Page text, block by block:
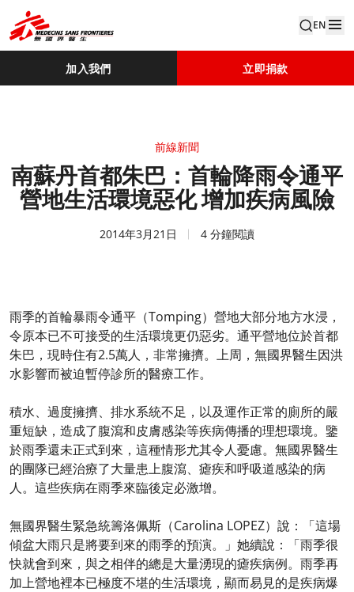
EN
加入我們 立即捐款
前線新聞
南蘇丹首都朱巴：首輪降雨令通平
營地生活環境惡化 增加疾病風險
2014年3月21日 4 分鐘閱讀
雨季的首輪暴雨令通平（Tomping）營地大部分地方水浸，
令原本已不可接受的生活環境更仍惡劣。通平營地位於首都
朱巴，現時住有2.5萬人，非常擁擠。上周，無國界醫生因洪
水影響而被迫暫停診所的醫療工作。
積水、過度擁擠、排水系統不足，以及運作正常的廁所的嚴
重短缺，造成了腹瀉和皮膚感染等疾病傳播的理想環境。鑒
於雨季還未正式到來，這種情形尤其令人憂慮。無國界醫生
的團隊已經治療了大量患上腹瀉、瘧疾和呼吸道感染的病
人。這些疾病在雨季來臨後定必激增。
無國界醫生緊急統籌洛佩斯（Carolina LOPEZ）說：「這場
傾盆大雨只是將要到來的雨季的預演。」她續說：「雨季很
快就會到來，與之相伴的總是大量湧現的瘧疾病例。雨季再
加上營地裡本已極度不堪的生活環境，顯而易見的是疾病爆